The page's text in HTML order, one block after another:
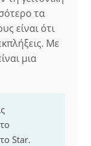
τα
είναι ότι
Με
μια
Star.